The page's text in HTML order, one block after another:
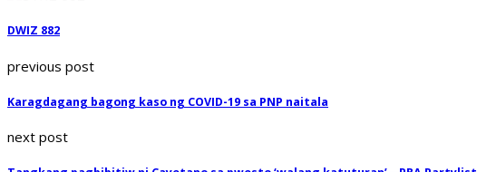
DWIZ 882
previous post
Karagdagang bagong kaso ng COVID-19 sa PNP naitala
next post